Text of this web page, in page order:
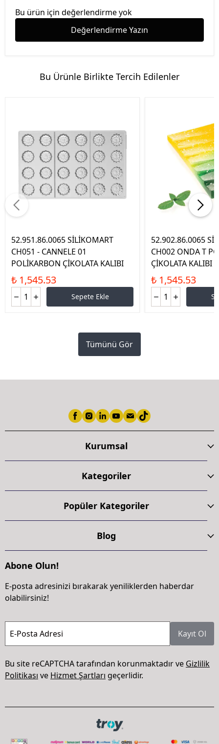
Bu ürün için değerlendirme yok
Değerlendirme Yazın
Bu Ürünle Birlikte Tercih Edilenler
52.951.86.0065 SİLİKOMART
CH051 - CANNELE 01
POLİKARBON ÇİKOLATA KALIBI
₺ 1,545.53
Sepete Ekle
52.902.86.0065
CH002 ONDA T
ÇİKOLATA KALIBI
₺ 1,545.53
Tümünü Gör
Kurumsal
Kategoriler
Popüler Kategoriler
Blog
Abone Olun!
E-posta adresinizi bırakarak yeniliklerden haberdar
olabilirsiniz!
E-Posta Adresi Kayıt Ol
Bu site reCAPTCHA tarafından korunmaktadır ve Gizlilik
Politikası ve Hizmet Şartları geçerlidir.